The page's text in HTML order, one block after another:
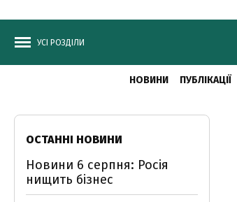
УСІ РОЗДІЛИ
НОВИНИ ПУБЛІКАЦІЇ
ОСТАННІ НОВИНИ
Новини 6 серпня: Росія
нищить бізнес